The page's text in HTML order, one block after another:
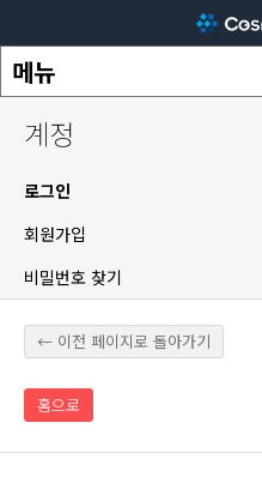
계정
로그인
회원가입
비밀번호 찾기
← 이전 페이지로 돌아가기
홈으로